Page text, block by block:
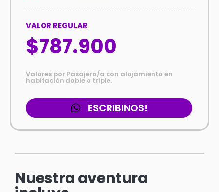
VALOR REGULAR
$787.900
Valores por Pasajero/a con alojamiento en
habitación doble o triple.
ESCRIBINOS!
Nuestra aventura